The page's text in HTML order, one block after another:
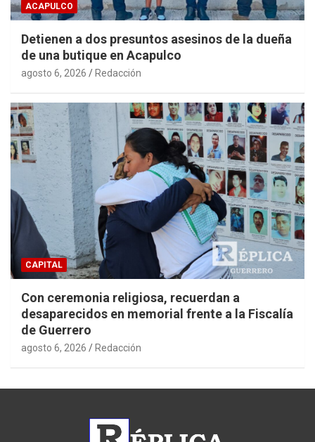
ACAPULCO
Detienen a dos presuntos asesinos de la dueña
de una butique en Acapulco
agosto 6, 2026 Redacción
CAPITAL
Con ceremonia religiosa, recuerdan a
desaparecidos en memorial frente a la Fiscalía
de Guerrero
agosto 6, 2026 Redacción